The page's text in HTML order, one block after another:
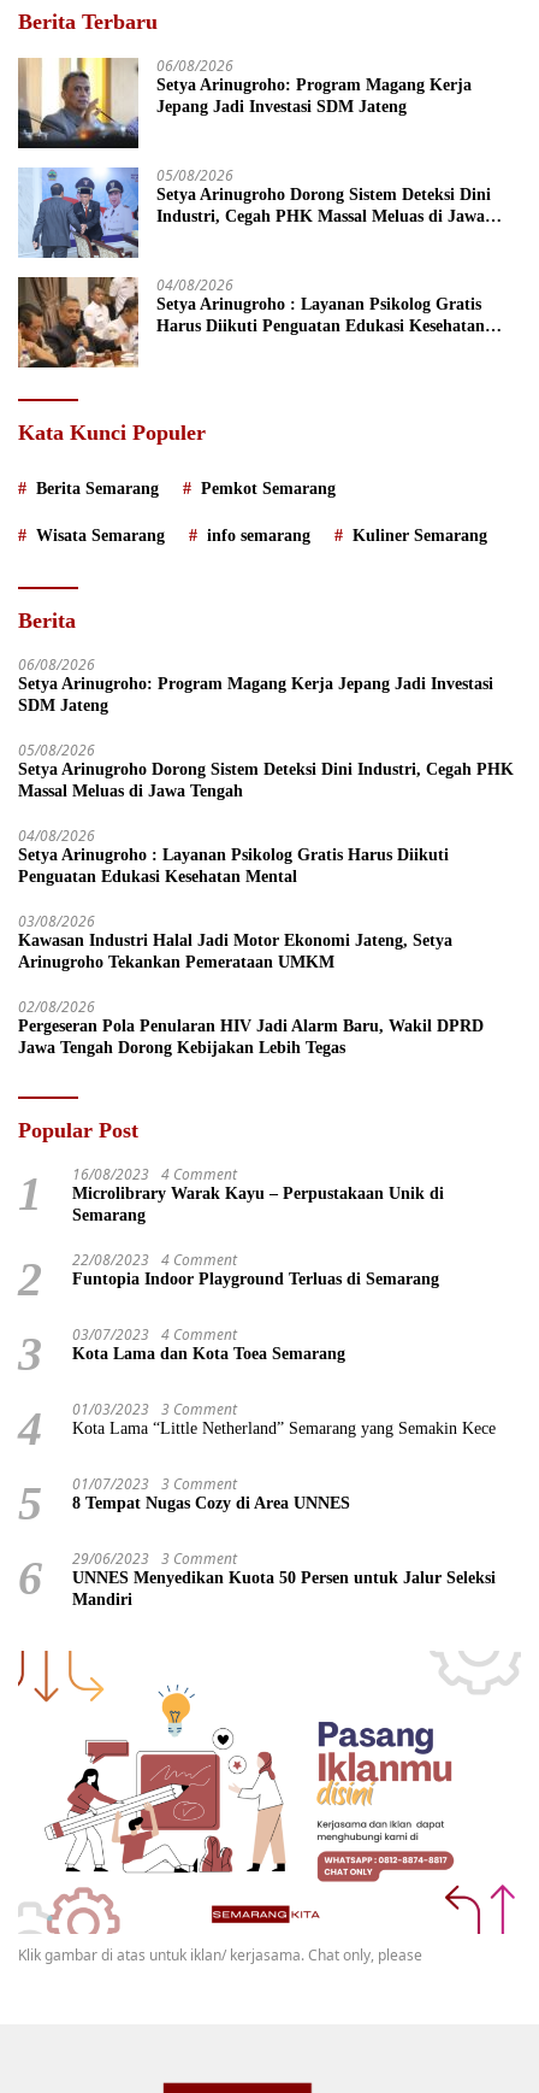
Berita Terbaru
06/08/2026
Setya Arinugroho: Program Magang Kerja
Jepang Jadi Investasi SDM Jateng
05/08/2026
Setya Arinugroho Dorong Sistem Deteksi Dini
Industri, Cegah PHK Massal Meluas di Jawa
04/08/2026
Setya Arinugroho : Layanan Psikolog Gratis
Harus Diikuti Penguatan Edukasi Kesehatan
Kata Kunci Populer
Berita Semarang Pemkot Semarang
Wisata Semarang info semarang Kuliner Semarang
Berita
06/08/2026
Setya Arinugroho: Program Magang Kerja Jepang Jadi Investasi
SDM Jateng
05/08/2026
Setya Arinugroho Dorong Sistem Deteksi Dini Industri, Cegah PHK
Massal Meluas di Jawa Tengah
04/08/2026
Setya Arinugroho : Layanan Psikolog Gratis Harus Diikuti
Penguatan Edukasi Kesehatan Mental
03/08/2026
Kawasan Industri Halal Jadi Motor Ekonomi Jateng, Setya
Arinugroho Tekankan Pemerataan UMKM
02/08/2026
Pergeseran Pola Penularan HIV Jadi Alarm Baru, Wakil DPRD
Jawa Tengah Dorong Kebijakan Lebih Tegas
Popular Post
1 16/08/2023 4 Comment
Microlibrary Warak Kayu – Perpustakaan Unik di
Semarang
2 22/08/2023 4 Comment
Funtopia Indoor Playground Terluas di Semarang
3 03/07/2023 4 Comment
Kota Lama dan Kota Toea Semarang
4 01/03/2023 3 Comment
Kota Lama “Little Netherland” Semarang yang Semakin Kece
5 01/07/2023 3 Comment
8 Tempat Nugas Cozy di Area UNNES
6 29/06/2023 3 Comment
UNNES Menyedikan Kuota 50 Persen untuk Jalur Seleksi
Mandiri
Klik gambar di atas untuk iklan/ kerjasama. Chat only, please